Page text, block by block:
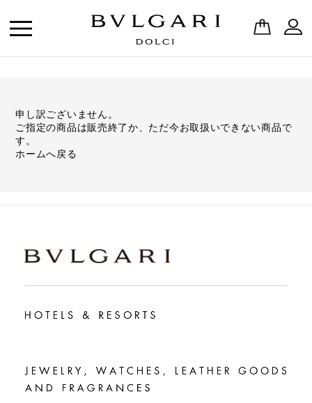
申し訳ございません。
ご指定の商品は販売終了か、ただ今お取扱いできない商品で
す。
ホームへ戻る